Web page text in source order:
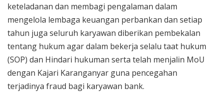
keteladanan dan membagi pengalaman dalam
mengelola lembaga keuangan perbankan dan setiap
tahun juga seluruh karyawan diberikan pembekalan
tentang hukum agar dalam bekerja selalu taat hukum
(SOP) dan Hindari hukuman serta telah menjalin MoU
dengan Kajari Karanganyar guna pencegahan
terjadinya fraud bagi karyawan bank.